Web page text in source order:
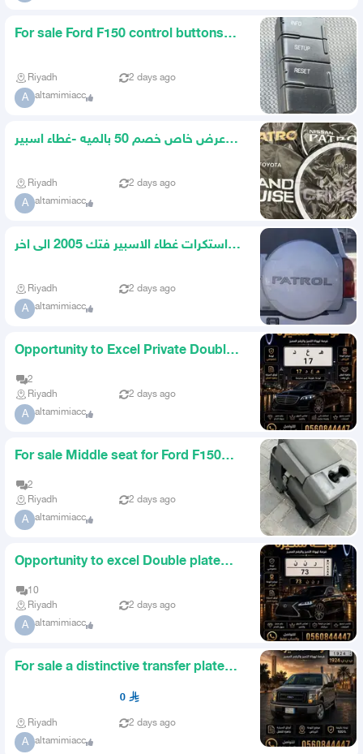
For sale Ford F150 control buttons
Riyadh 2 days ago
A altamimiacc
عرض خاص خصم 50 بالميه -غطاء اسبير
Riyadh 2 days ago
A altamimiacc
استكرات غطاء الاسبير فتك 2005 الى اخر
Riyadh 2 days ago
A altamimiacc
Opportunity to Excel Private Double
2
Riyadh
2 days ago
A altamimiacc
For sale Middle seat for Ford F150
2
Riyadh
2 days ago
A altamimiacc
Opportunity to excel Double plate
10
Riyadh
2 days ago
A altamimiacc
For sale a distinctive transfer plate
three repeated letters
0
Riyadh 2 days ago
A altamimiacc